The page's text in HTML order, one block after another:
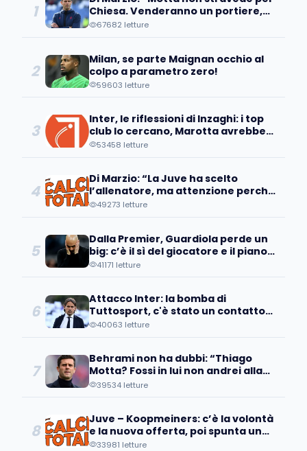
1
Chiesa. Venderanno un portiere,
occhio all’operazione…”
67682 letture
2
Milan, se parte Maignan occhio al
colpo a parametro zero!
59603 letture
3
Inter, le riflessioni di Inzaghi: i top
club lo cercano, Marotta avrebbe
già individuato...
53458 letture
4
Di Marzio: “La Juve ha scelto
l’allenatore, ma attenzione perché
a Bologna sanno che...
49273 letture
5
Dalla Premier, Guardiola perde un
big: c’è il sì del giocatore e il piano
d’addio
41171 letture
6
Attacco Inter: la bomba di
Tuttosport, c'è stato un contatto
con un pupillo di Inzaghi!
40063 letture
7
Behrami non ha dubbi: “Thiago
Motta? Fossi in lui non andrei alla
Juve perché..."
39534 letture
8
Juve – Koopmeiners: c’è la volontà
e la nuova offerta, poi spunta un
patto tra…
33981 letture